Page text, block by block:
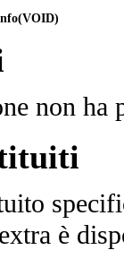
non ha
è